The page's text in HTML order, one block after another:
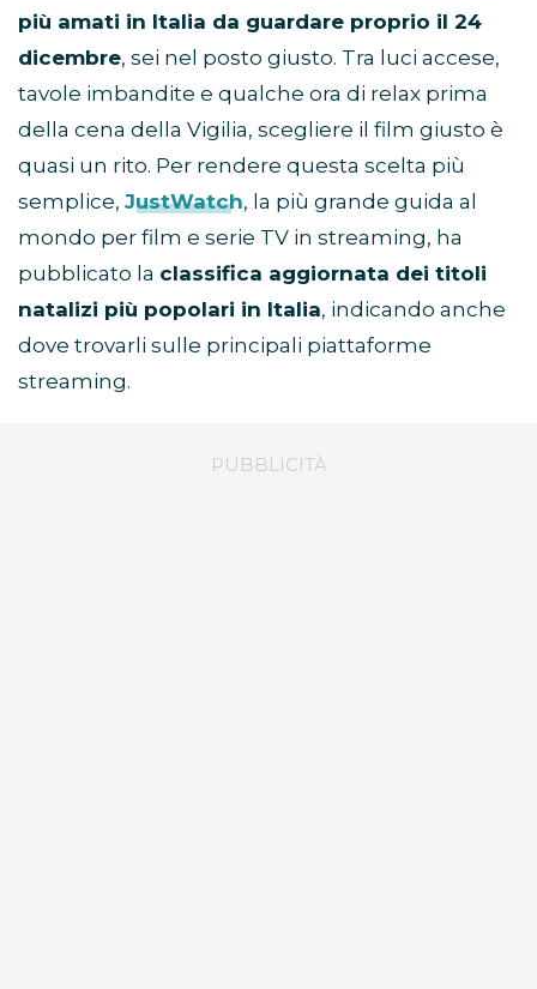
più amati in Italia da guardare proprio il 24
dicembre, sei nel posto giusto. Tra luci accese,
tavole imbandite e qualche ora di relax prima
della cena della Vigilia, scegliere il film giusto è
quasi un rito. Per rendere questa scelta più
semplice, JustWatch, la più grande guida al
mondo per film e serie TV in streaming, ha
pubblicato la classifica aggiornata dei titoli
natalizi più popolari in Italia, indicando anche
dove trovarli sulle principali piattaforme
streaming.